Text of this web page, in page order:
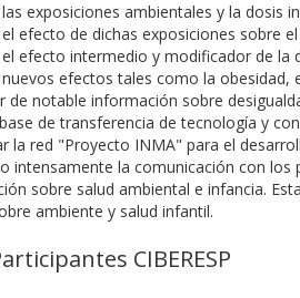
las exposiciones ambientales y la dosis
el efecto de dichas exposiciones sobre
el efecto intermedio y modificador de la
nuevos efectos tales como la
de notable información sobre
de transferencia de tecnología y
la red "Proyecto INMA" para el
intensamente la comunicación con
sobre salud ambiental e infancia.
ambiente y salud infantil.
CIBERESP